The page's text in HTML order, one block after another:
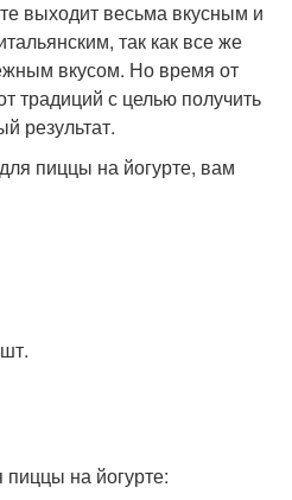
выходит весьма вкусным и
так как все же
вкусом. Но время от
традиций с целью получить
результат.
пиццы на йогурте, вам
пиццы на йогурте: